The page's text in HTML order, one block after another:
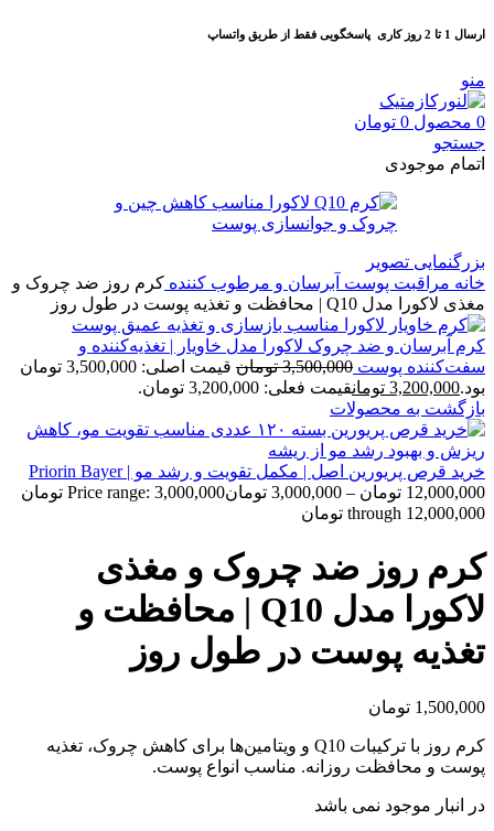
ارسال 1 تا 2 روز کاری پاسخگویی فقط از طریق واتساپ
منو
0 محصول 0 تومان
جستجو
اتمام موجودی
بزرگنمایی تصویر
خانه مراقبت پوست آبرسان و مرطوب كننده کرم روز ضد چروک و
مغذی لاکورا مدل Q10 | محافظت و تغذیه پوست در طول روز
کرم آبرسان و ضد چروک لاکورا مدل خاویار | تغذیه‌کننده و
سفت‌کننده پوست 3,500,000 تومان
قیمت اصلی: 3,500,000 تومان
بود.3,200,000 تومانقیمت فعلی: 3,200,000 تومان.
بازگشت به محصولات
خرید قرص پریورین اصل | مکمل تقویت و رشد مو | Priorin Bayer
12,000,000 تومان –
3,000,000 تومان
Price range: 3,000,000 تومان
through 12,000,000 تومان
کرم روز ضد چروک و مغذی
لاکورا مدل Q10 | محافظت و
تغذیه پوست در طول روز
1,500,000 تومان
کرم روز با ترکیبات Q10 و ویتامین‌ها برای کاهش چروک، تغذیه
پوست و محافظت روزانه. مناسب انواع پوست.
در انبار موجود نمی باشد